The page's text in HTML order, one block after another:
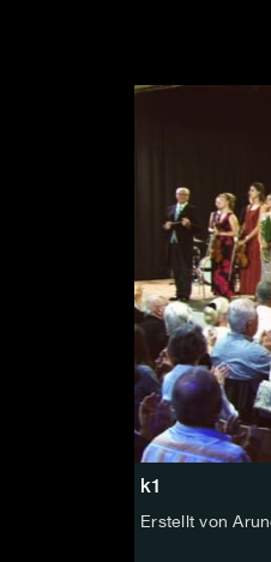
k1
Erstellt von